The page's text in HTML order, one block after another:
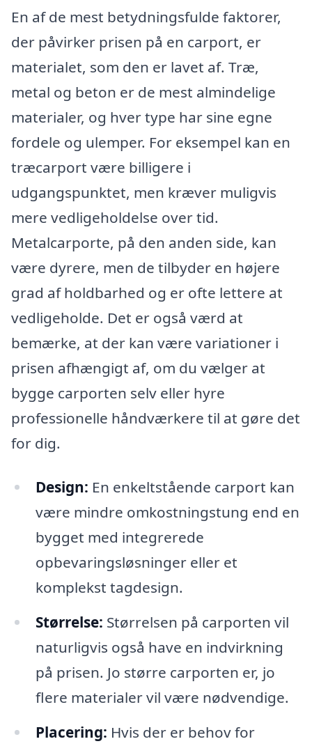
En af de mest betydningsfulde faktorer,
der påvirker prisen på en carport, er
materialet, som den er lavet af. Træ,
metal og beton er de mest almindelige
materialer, og hver type har sine egne
fordele og ulemper. For eksempel kan en
træcarport være billigere i
udgangspunktet, men kræver muligvis
mere vedligeholdelse over tid.
Metalcarporte, på den anden side, kan
være dyrere, men de tilbyder en højere
grad af holdbarhed og er ofte lettere at
vedligeholde. Det er også værd at
bemærke, at der kan være variationer i
prisen afhængigt af, om du vælger at
bygge carporten selv eller hyre
professionelle håndværkere til at gøre det
for dig.
Design: En enkeltstående carport kan
være mindre omkostningstung end en
bygget med integrerede
opbevaringsløsninger eller et
komplekst tagdesign.
Størrelse: Størrelsen på carporten vil
naturligvis også have en indvirkning
på prisen. Jo større carporten er, jo
flere materialer vil være nødvendige.
Placering: Hvis der er behov for